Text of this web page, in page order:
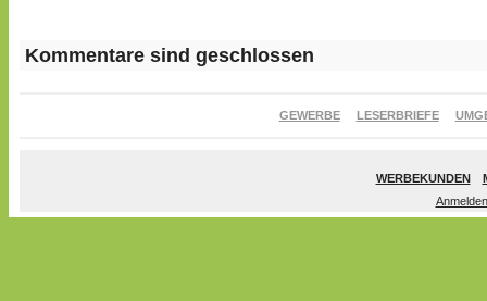
Kommentare sind geschlossen
GEWERBE LESERBRIEFE
WERBEKUNDEN
Anmelden